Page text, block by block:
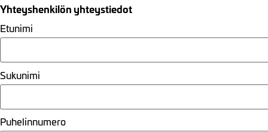
Yhteyshenkilön yhteystiedot
Etunimi
Sukunimi
Puhelinnumero